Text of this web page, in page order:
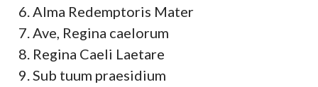
Alma Redemptoris Mater
Ave, Regina caelorum
Regina Caeli Laetare
Sub tuum praesidium